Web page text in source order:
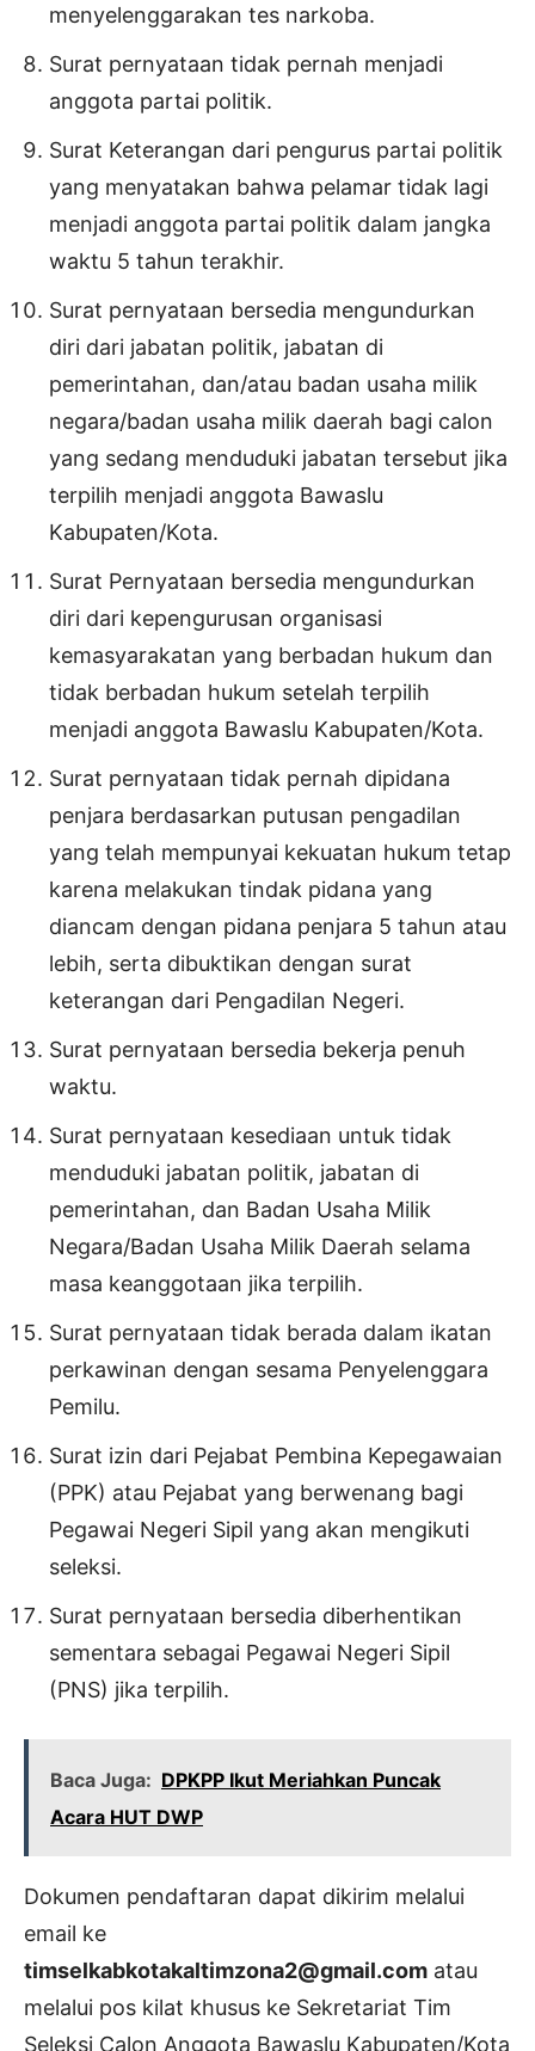
menyelenggarakan tes narkoba.
Surat pernyataan tidak pernah menjadi
anggota partai politik.
Surat Keterangan dari pengurus partai politik
yang menyatakan bahwa pelamar tidak lagi
menjadi anggota partai politik dalam jangka
waktu 5 tahun terakhir.
Surat pernyataan bersedia mengundurkan
diri dari jabatan politik, jabatan di
pemerintahan, dan/atau badan usaha milik
negara/badan usaha milik daerah bagi calon
yang sedang menduduki jabatan tersebut jika
terpilih menjadi anggota Bawaslu
Kabupaten/Kota.
Surat Pernyataan bersedia mengundurkan
diri dari kepengurusan organisasi
kemasyarakatan yang berbadan hukum dan
tidak berbadan hukum setelah terpilih
menjadi anggota Bawaslu Kabupaten/Kota.
Surat pernyataan tidak pernah dipidana
penjara berdasarkan putusan pengadilan
yang telah mempunyai kekuatan hukum tetap
karena melakukan tindak pidana yang
diancam dengan pidana penjara 5 tahun atau
lebih, serta dibuktikan dengan surat
keterangan dari Pengadilan Negeri.
Surat pernyataan bersedia bekerja penuh
waktu.
Surat pernyataan kesediaan untuk tidak
menduduki jabatan politik, jabatan di
pemerintahan, dan Badan Usaha Milik
Negara/Badan Usaha Milik Daerah selama
masa keanggotaan jika terpilih.
Surat pernyataan tidak berada dalam ikatan
perkawinan dengan sesama Penyelenggara
Pemilu.
Surat izin dari Pejabat Pembina Kepegawaian
(PPK) atau Pejabat yang berwenang bagi
Pegawai Negeri Sipil yang akan mengikuti
seleksi.
Surat pernyataan bersedia diberhentikan
sementara sebagai Pegawai Negeri Sipil
(PNS) jika terpilih.
Baca Juga: DPKPP Ikut Meriahkan Puncak
Acara HUT DWP
Dokumen pendaftaran dapat dikirim melalui
email ke
timselkabkotakaltimzona2@gmail.com atau
melalui pos kilat khusus ke Sekretariat Tim
Seleksi Calon Anggota Bawaslu Kabupaten/Kota